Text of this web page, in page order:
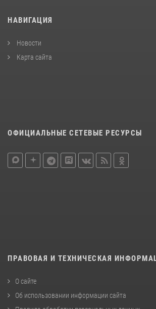
НАВИГАЦИЯ
Новости
Карта сайта
ОФИЦИАЛЬНЫЕ СЕТЕВЫЕ РЕСУРСЫ
ПРАВОВАЯ И ТЕХНИЧЕСКАЯ
О сайте
Об использовании информации сайта